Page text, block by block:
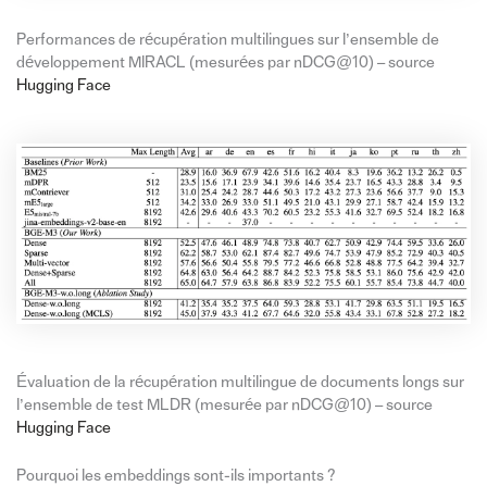
Performances de récupération multilingues sur l’ensemble de
développement MIRACL (mesurées par nDCG@10) – source
Hugging Face
Évaluation de la récupération multilingue de documents longs sur
l’ensemble de test MLDR (mesurée par nDCG@10) – source
Hugging Face
Pourquoi les embeddings sont-ils importants ?